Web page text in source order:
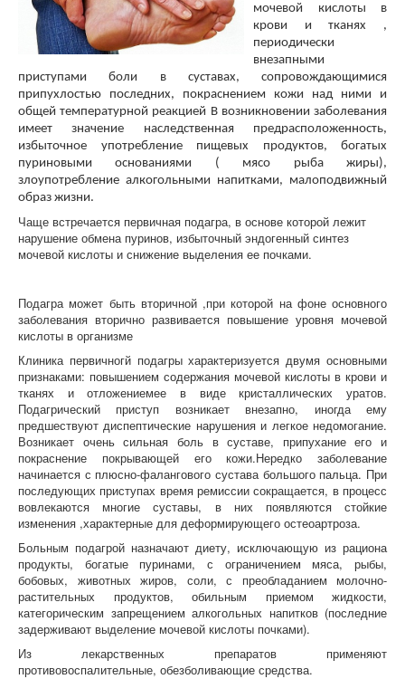
мочевой кислоты в
крови и тканях ,
периодически
внезапными
приступами боли в суставах, сопровождающимися
припухлостью последних, покраснением кожи над ними и
общей температурной реакцией В возникновении заболевания
имеет значение наследственная предрасположенность,
избыточное употребление пищевых продуктов, богатых
пуриновыми основаниями ( мясо рыба жиры),
злоупотребление алкогольными напитками, малоподвижный
образ жизни.
Чаще встречается первичная подагра, в основе которой лежит
нарушение обмена пуринов, избыточный эндогенный синтез
мочевой кислоты и снижение выделения ее почками.
Подагра может быть вторичной ,при которой на фоне основного
заболевания вторично развивается повышение уровня мочевой
кислоты в организме
Клиника первичногй подагры характеризуется двумя основными
признаками: повышением содержания мочевой кислоты в крови и
тканях и отложениемее в виде кристаллических уратов.
Подагрический приступ возникает внезапно, иногда ему
предшествуют диспептические нарушения и легкое недомогание.
Возникает очень сильная боль в суставе, припухание его и
покраснение покрывающей его кожи.Нередко заболевание
начинается с плюсно-фалангового сустава большого пальца. При
последующих приступах время ремиссии сокращается, в процесс
вовлекаются многие суставы, в них появляются стойкие
изменения ,характерные для деформирующего остеоартроза.
Больным подагрой назначают диету, исключающую из рациона
продукты, богатые пуринами, с ограничением мяса, рыбы,
бобовых, животных жиров, соли, с преобладанием молочно-
растительных продуктов, обильным приемом жидкости,
категорическим запрещением алкогольных напитков (последние
задерживают выделение мочевой кислоты почками).
Из лекарственных препаратов применяют
противовоспалительные, обезболивающие средства.